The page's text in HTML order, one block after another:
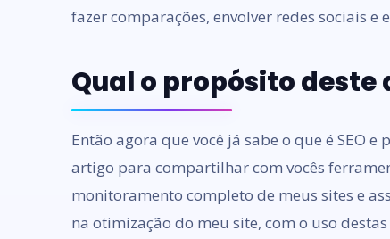
fazer comparações, envolver redes sociais e
Qual o propósito deste
Então agora que você já sabe o que é SEO
artigo para compartilhar com vocês
monitoramento completo de meus sites e
na otimização do meu site, com o uso